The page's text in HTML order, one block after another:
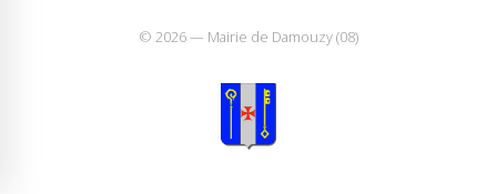
© 2026 — Mairie de Damouzy (08)